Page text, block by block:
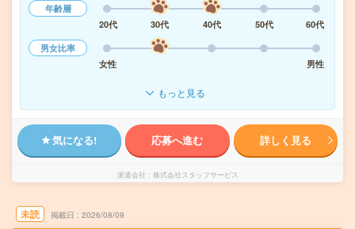
年齢層
20代
30代 40代 50代
60代
男女比率
女性
男性
もっと見る
気になる! 応募へ進む 詳しく見る
派遣会社 株式会社スタッフサービス
未読 掲載日 2026/08/09